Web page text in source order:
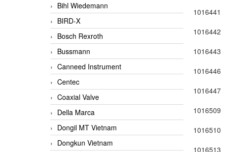
Bihl Wiedemann
BIRD-X
Bosch Rexroth
Bussmann
Canneed Instrument
Centec
Coaxial Valve
Della Marca
Dongil MT Vietnam
Dongkun Vietnam
1016441
1016442
1016443
1016446
1016447
1016509
1016510
1016513